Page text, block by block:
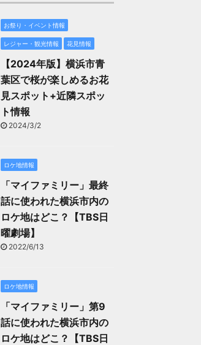
お祭り・イベント情報
レジャー・観光情報 花見情報
【2024年版】横浜市青
葉区で桜が楽しめるお花
見スポット+近隣スポッ
ト情報
2024/3/2
ロケ地情報
「マイファミリー」最終
話に使われた横浜市内の
ロケ地はどこ？【TBS日
曜劇場】
2022/6/13
ロケ地情報
「マイファミリー」第9
話に使われた横浜市内の
ロケ地はどこ？【TBS日